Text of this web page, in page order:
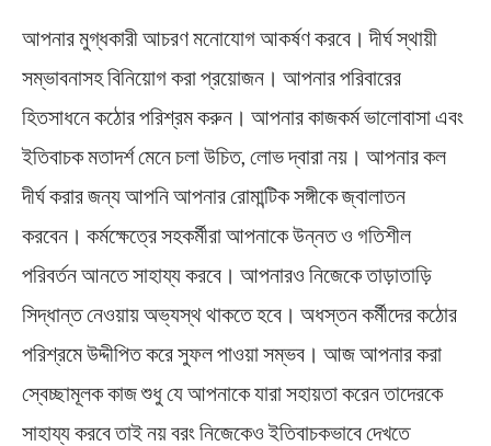
আপনার মুগ্ধকারী আচরণ মনোযোগ আকর্ষণ করবে। দীর্ঘ স্থায়ী
সম্ভাবনাসহ বিনিয়োগ করা প্রয়োজন। আপনার পরিবারের
হিতসাধনে কঠোর পরিশ্রম করুন। আপনার কাজকর্ম ভালোবাসা এবং
ইতিবাচক মতাদর্শ মেনে চলা উচিত, লোভ দ্বারা নয়। আপনার কল
দীর্ঘ করার জন্য আপনি আপনার রোমান্টিক সঙ্গীকে জ্বালাতন
করবেন। কর্মক্ষেত্রে সহকর্মীরা আপনাকে উন্নত ও গতিশীল
পরিবর্তন আনতে সাহায্য করবে। আপনারও নিজেকে তাড়াতাড়ি
সিদ্ধান্ত নেওয়ায় অভ্যস্থ থাকতে হবে। অধস্তন কর্মীদের কঠোর
পরিশ্রমে উদ্দীপিত করে সুফল পাওয়া সম্ভব। আজ আপনার করা
স্বেচ্ছামূলক কাজ শুধু যে আপনাকে যারা সহায়তা করেন তাদেরকে
সাহায্য করবে তাই নয় বরং নিজেকেও ইতিবাচকভাবে দেখতে